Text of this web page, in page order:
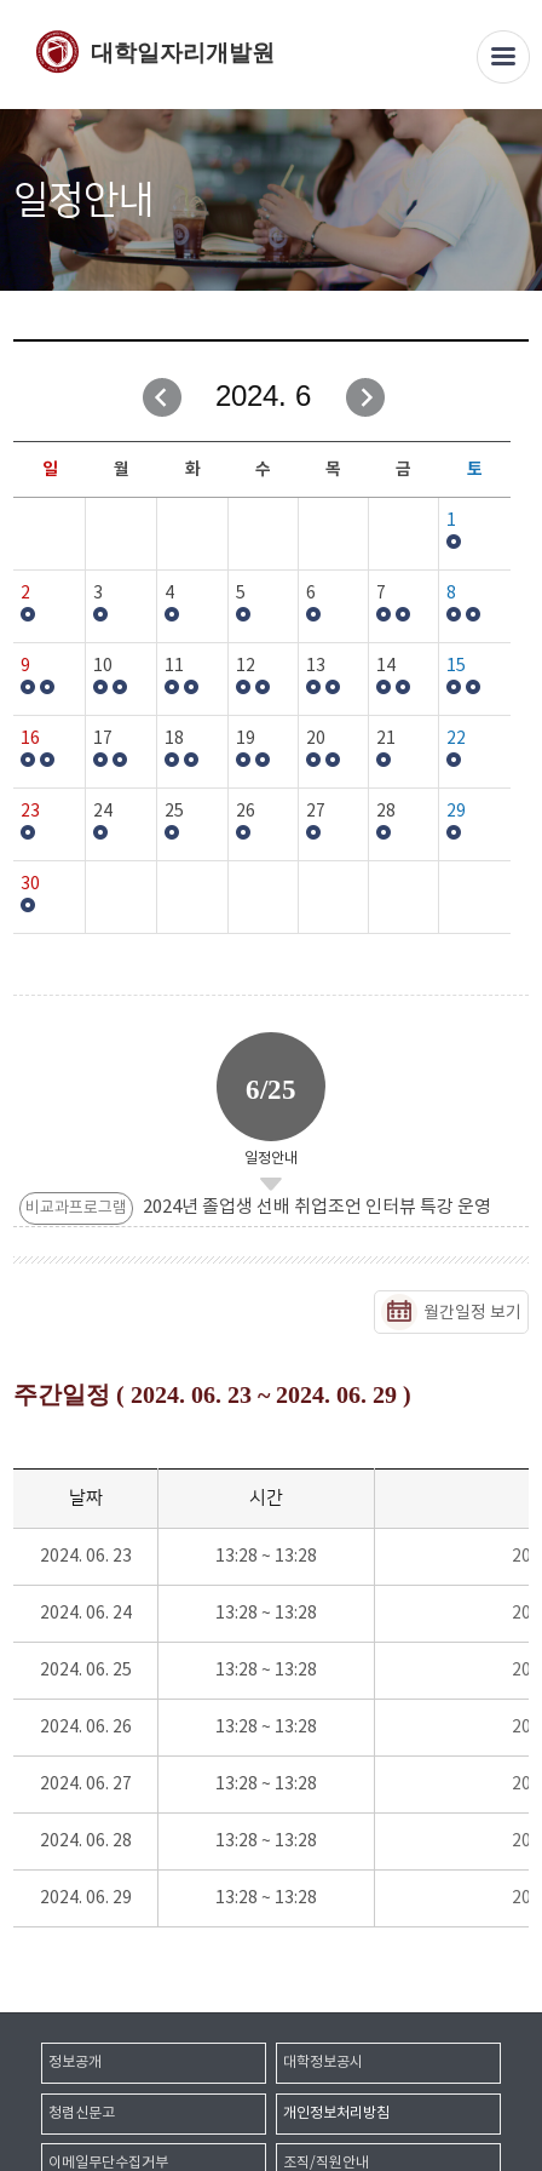
대학일자리개발원
일정안내
2024. 6
일 월 화 수 목 금 토
1
2 3 4 5 6 7 8
9 10 11 12 13 14 15
16 17 18 19 20 21 22
23 24 25 26 27 28 29
30
6/25
일정안내
비교과프로그램 2024년 졸업생 선배 취업조언 인터뷰 특강 운영
월간일정 보기
주간일정 ( 2024. 06. 23 ~ 2024. 06. 29 )
날짜 시간
2024. 06. 23 13:28 ~ 13:28
2024. 06. 24 13:28 ~ 13:28
2024. 06. 25 13:28 ~ 13:28
2024. 06. 26 13:28 ~ 13:28
2024. 06. 27 13:28 ~ 13:28
2024. 06. 28 13:28 ~ 13:28
2024. 06. 29 13:28 ~ 13:28
정보공개 대학정보공시
청렴신문고 개인정보처리방침
이메일무단수집거부 조직/직원안내